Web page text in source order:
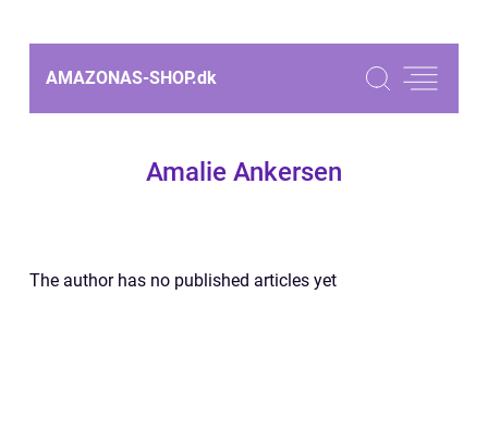
AMAZONAS-SHOP.dk
Amalie Ankersen
The author has no published articles yet